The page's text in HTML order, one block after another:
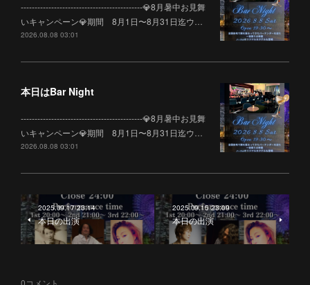
--------------------------------------------💎8月暑中お見舞
いキャンペーン💎期間 8月1日〜8月31日迄ウ…
2026.08.08 03:01
本日はBar Night
--------------------------------------------💎8月暑中お見舞
いキャンペーン💎期間 8月1日〜8月31日迄ウ…
2026.08.08 03:01
2025.09.17 23:14
本日の出演
2025.09.15 23:09
本日の出演
0コメント